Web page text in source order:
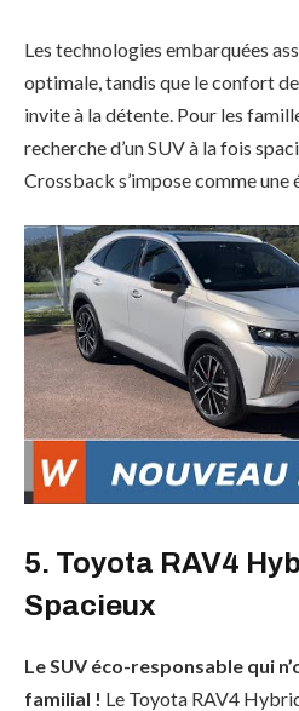
Les technologies embarquées
optimale, tandis que le confort
invite à la détente. Pour les
recherche d’un SUV à la fois
Crossback s’impose comme une
5. Toyota RAV4
Spacieux
Le SUV éco-responsable qui
familial ! Le Toyota RAV4